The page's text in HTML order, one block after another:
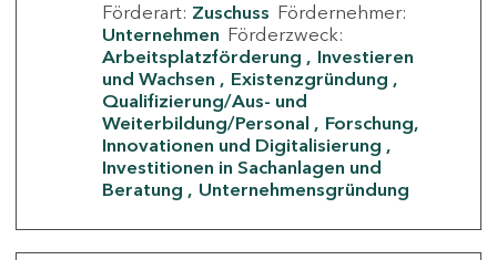
Förderart: Zuschuss Fördernehmer:
Unternehmen Förderzweck:
Arbeitsplatzförderung
Investieren
und Wachsen
Existenzgründung
Qualifizierung/Aus- und
Weiterbildung/Personal
Forschung,
Innovationen und Digitalisierung
Investitionen in Sachanlagen und
Beratung
Unternehmensgründung